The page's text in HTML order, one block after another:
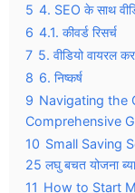
5 4. SEO के साथ
6 4.1. कीवर्ड रिसर्च
7 5. वीडियो वायरल
8 6. निष्कर्ष
9 Navigating the
Comprehensive
10 Small Saving
25 लघु बचत योजना
11 How to Start